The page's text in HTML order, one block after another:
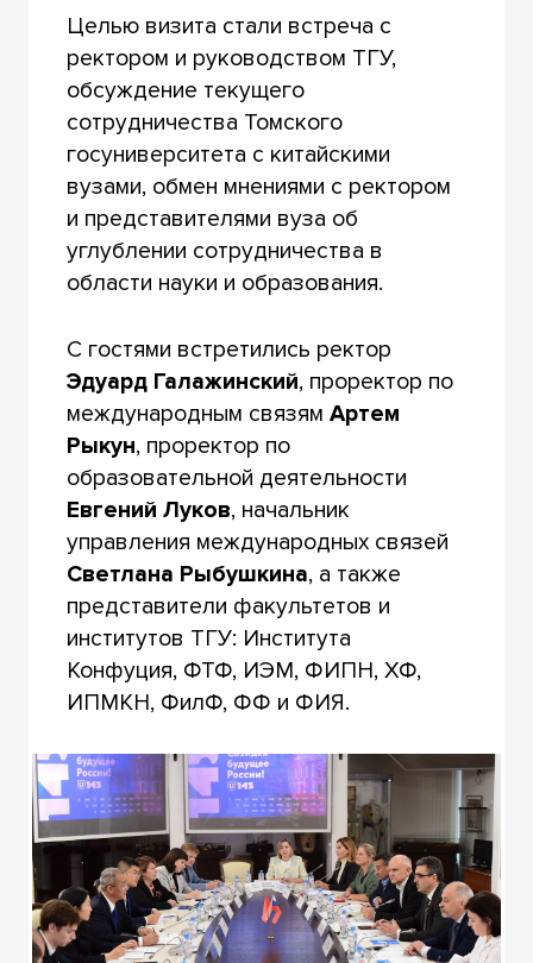
Целью визита стали встреча с
ректором и руководством ТГУ,
обсуждение текущего
сотрудничества Томского
госуниверситета с китайскими
вузами, обмен мнениями с ректором
и представителями вуза об
углублении сотрудничества в
области науки и образования.
С гостями встретились ректор
Эдуард Галажинский, проректор по
международным связям Артем
Рыкун, проректор по
образовательной деятельности
Евгений Луков, начальник
управления международных связей
Светлана Рыбушкина, а также
представители факультетов и
институтов ТГУ: Института
Конфуция, ФТФ, ИЭМ, ФИПН, ХФ,
ИПМКН, ФилФ, ФФ и ФИЯ.